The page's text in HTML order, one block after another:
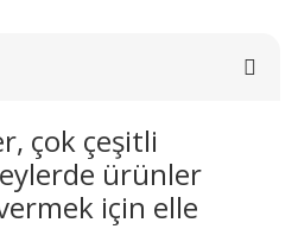
çok çeşitli
ürünler
için elle